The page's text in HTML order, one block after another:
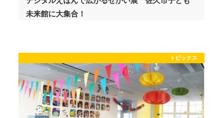
未来館に大集合！
トピックス